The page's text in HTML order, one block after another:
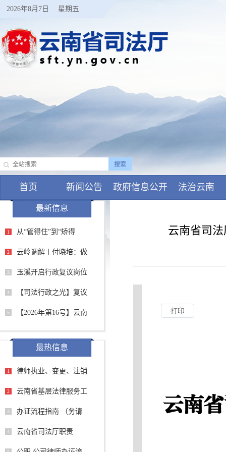
2026年8月7日 星期五
首页 新闻公告 政府信息公开 法治云南
最新信息
1 从“管得住”到“矫得
2 云岭调解丨付晓培：做
3 玉溪开启行政复议岗位
4 【司法行政之光】复议
5 【2026年第16号】云南
最热信息
1 律师执业、变更、注销
2 云南省基层法律服务工
3 办证流程指南 （务请
4 云南省司法厅职责
云南省司